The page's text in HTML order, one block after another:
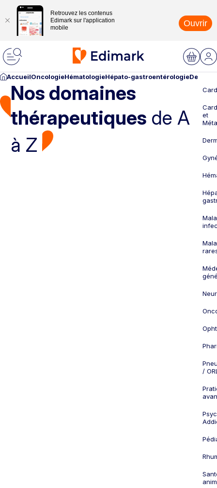
Retrouvez les contenus
Edimark sur l'application
mobile
Ouvrir
AccueilOncologieHématologieHépato-gastroentérologie
Nos domaines
thérapeutiques de A
à Z
et
/